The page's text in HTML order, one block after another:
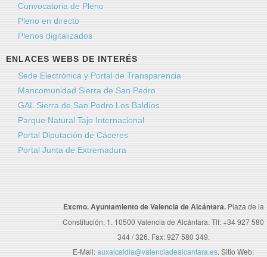
Convocatoria de Pleno
Pleno en directo
Plenos digitalizados
ENLACES WEBS DE INTERÉS
Sede Electrónica y Portal de Transparencia
Mancomunidad Sierra de San Pedro
GAL Sierra de San Pedro Los Baldíos
Parque Natural Tajo Internacional
Portal Diputación de Cáceres
Portal Junta de Extremadura
Excmo. Ayuntamiento de Valencia de Alcántara. Plaza de la
Constitución, 1. 10500 Valencia de Alcántara. Tlf: +34 927 580
344 / 326. Fax: 927 580 349.
E-Mail:auxalcaldia@valenciadealcantara.es. Sitio Web: